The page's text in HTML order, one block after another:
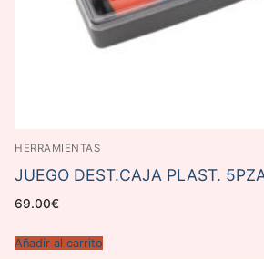
HERRAMIENTAS
JUEGO DEST.CAJA PLAST.
69.00€
Añadir al carrito